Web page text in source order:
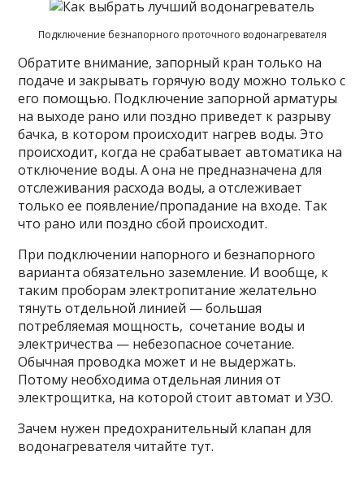
Подключение безнапорного проточного водонагревателя
Обратите внимание, запорный кран только на
подаче и закрывать горячую воду можно только с
его помощью. Подключение запорной арматуры
на выходе рано или поздно приведет к разрыву
бачка, в котором происходит нагрев воды. Это
происходит, когда не срабатывает автоматика на
отключение воды. А она не предназначена для
отслеживания расхода воды, а отслеживает
только ее появление/пропадание на входе. Так
что рано или поздно сбой происходит.
При подключении напорного и безнапорного
варианта обязательно заземление. И вообще, к
таким проборам электропитание желательно
тянуть отдельной линией — большая
потребляемая мощность, сочетание воды и
электричества — небезопасное сочетание.
Обычная проводка может и не выдержать.
Потому необходима отдельная линия от
электрощитка, на которой стоит автомат и УЗО.
Зачем нужен предохранительный клапан для
водонагревателя читайте тут.